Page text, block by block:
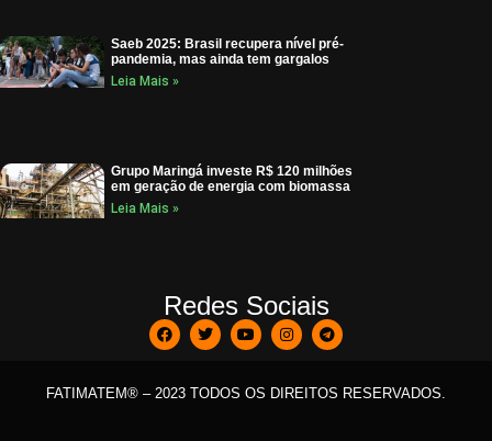
Saeb 2025: Brasil recupera nível pré-
pandemia, mas ainda tem gargalos
Leia Mais »
Grupo Maringá investe R$ 120 milhões
em geração de energia com biomassa
Leia Mais »
Redes Sociais
FATIMATEM® – 2023 TODOS OS DIREITOS RESERVADOS.